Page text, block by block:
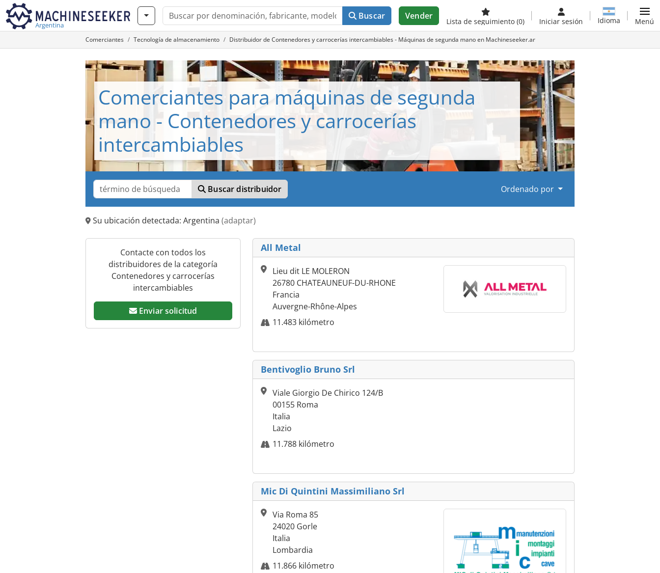
Argentina
Buscar Vender
Lista de seguimiento (0) Iniciar sesión Idioma Menú
Comerciantes Tecnología de almacenamiento Distribuidor de Contenedores y carrocerías intercambiables - Máquinas de segunda mano en Machineseeker.ar
Comerciantes para máquinas de segunda
mano - Contenedores y carrocerías
intercambiables
Buscar distribuidor Ordenado por
Su ubicación detectada: Argentina (adaptar)
Contacte con todos los
distribuidores de la categoría
Contenedores y carrocerías
intercambiables
Enviar solicitud
All Metal
Lieu dit LE MOLERON
26780 CHATEAUNEUF-DU-RHONE
Francia
Auvergne-Rhône-Alpes
11.483 kilómetro
Bentivoglio Bruno Srl
Viale Giorgio De Chirico 124/B
00155 Roma
Italia
Lazio
11.788 kilómetro
Mic Di Quintini Massimiliano Srl
Via Roma 85
24020 Gorle
Italia
Lombardia
11.866 kilómetro